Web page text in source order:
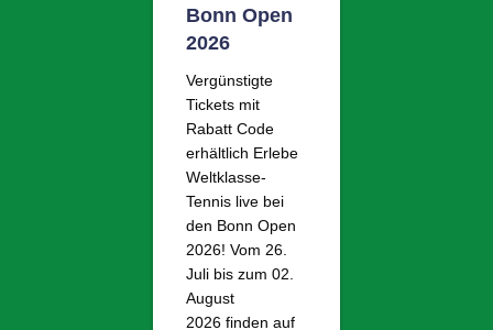
Bonn Open
2026
Vergünstigte
Tickets mit
Rabatt Code
erhältlich Erlebe
Weltklasse-
Tennis live bei
den Bonn Open
2026! Vom 26.
Juli bis zum 02.
August
2026 finden auf